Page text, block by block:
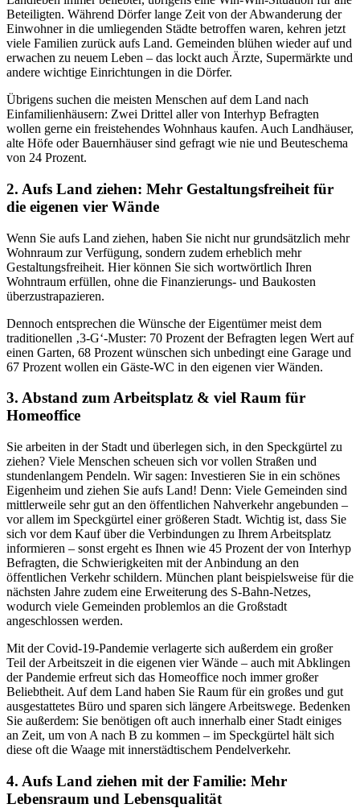
Beteiligten. Während Dörfer lange Zeit von der Abwanderung der
Einwohner in die umliegenden Städte betroffen waren, kehren jetzt
viele Familien zurück aufs Land. Gemeinden blühen wieder auf und
erwachen zu neuem Leben – das lockt auch Ärzte, Supermärkte und
andere wichtige Einrichtungen in die Dörfer.
Übrigens suchen die meisten Menschen auf dem Land nach
Einfamilienhäusern: Zwei Drittel aller von Interhyp Befragten
wollen gerne ein freistehendes Wohnhaus kaufen. Auch Landhäuser,
alte Höfe oder Bauernhäuser sind gefragt wie nie und Beuteschema
von 24 Prozent.
2. Aufs Land ziehen: Mehr Gestaltungsfreiheit für
die eigenen vier Wände
Wenn Sie aufs Land ziehen, haben Sie nicht nur grundsätzlich mehr
Wohnraum zur Verfügung, sondern zudem erheblich mehr
Gestaltungsfreiheit. Hier können Sie sich wortwörtlich Ihren
Wohntraum erfüllen, ohne die Finanzierungs- und Baukosten
überzustrapazieren.
Dennoch entsprechen die Wünsche der Eigentümer meist dem
traditionellen ‚3-G‘-Muster: 70 Prozent der Befragten legen Wert auf
einen Garten, 68 Prozent wünschen sich unbedingt eine Garage und
67 Prozent wollen ein Gäste-WC in den eigenen vier Wänden.
3. Abstand zum Arbeitsplatz & viel Raum für
Homeoffice
Sie arbeiten in der Stadt und überlegen sich, in den Speckgürtel zu
ziehen? Viele Menschen scheuen sich vor vollen Straßen und
stundenlangem Pendeln. Wir sagen: Investieren Sie in ein schönes
Eigenheim und ziehen Sie aufs Land! Denn: Viele Gemeinden sind
mittlerweile sehr gut an den öffentlichen Nahverkehr angebunden –
vor allem im Speckgürtel einer größeren Stadt. Wichtig ist, dass Sie
sich vor dem Kauf über die Verbindungen zu Ihrem Arbeitsplatz
informieren – sonst ergeht es Ihnen wie 45 Prozent der von Interhyp
Befragten, die Schwierigkeiten mit der Anbindung an den
öffentlichen Verkehr schildern. München plant beispielsweise für die
nächsten Jahre zudem eine Erweiterung des S-Bahn-Netzes,
wodurch viele Gemeinden problemlos an die Großstadt
angeschlossen werden.
Mit der Covid-19-Pandemie verlagerte sich außerdem ein großer
Teil der Arbeitszeit in die eigenen vier Wände – auch mit Abklingen
der Pandemie erfreut sich das Homeoffice noch immer großer
Beliebtheit. Auf dem Land haben Sie Raum für ein großes und gut
ausgestattetes Büro und sparen sich längere Arbeitswege. Bedenken
Sie außerdem: Sie benötigen oft auch innerhalb einer Stadt einiges
an Zeit, um von A nach B zu kommen – im Speckgürtel hält sich
diese oft die Waage mit innerstädtischem Pendelverkehr.
4. Aufs Land ziehen mit der Familie: Mehr
Lebensraum und Lebensqualität